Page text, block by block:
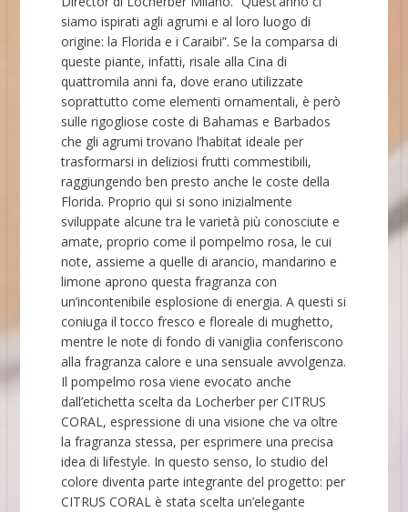
siamo ispirati agli agrumi e al loro luogo di
origine: la Florida e i Caraibi”. Se la comparsa di
queste piante, infatti, risale alla Cina di
quattromila anni fa, dove erano utilizzate
soprattutto come elementi ornamentali, è però
sulle rigogliose coste di Bahamas e Barbados
che gli agrumi trovano l’habitat ideale per
trasformarsi in deliziosi frutti commestibili,
raggiungendo ben presto anche le coste della
Florida. Proprio qui si sono inizialmente
sviluppate alcune tra le varietà più conosciute e
amate, proprio come il pompelmo rosa, le cui
note, assieme a quelle di arancio, mandarino e
limone aprono questa fragranza con
un’incontenibile esplosione di energia. A questi si
coniuga il tocco fresco e floreale di mughetto,
mentre le note di fondo di vaniglia conferiscono
alla fragranza calore e una sensuale avvolgenza.
Il pompelmo rosa viene evocato anche
dall’etichetta scelta da Locherber per CITRUS
CORAL, espressione di una visione che va oltre
la fragranza stessa, per esprimere una precisa
idea di lifestyle. In questo senso, lo studio del
colore diventa parte integrante del progetto: per
CITRUS CORAL è stata scelta un’elegante